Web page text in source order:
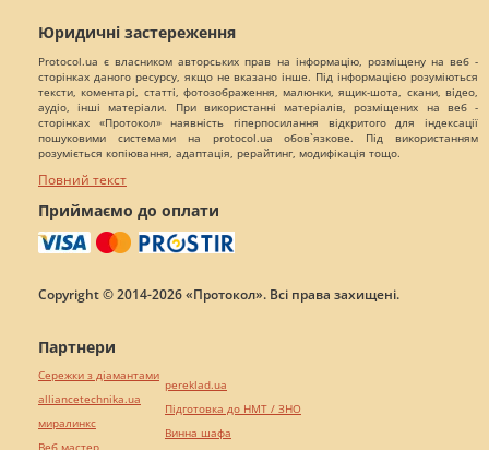
Юридичні застереження
Protocol.ua є власником авторських прав на інформацію, розміщену на веб -
сторінках даного ресурсу, якщо не вказано інше. Під інформацією розуміються
тексти, коментарі, статті, фотозображення, малюнки, ящик-шота, скани, відео,
аудіо, інші матеріали. При використанні матеріалів, розміщених на веб -
сторінках «Протокол» наявність гіперпосилання відкритого для індексації
пошуковими системами на protocol.ua обов`язкове. Під використанням
розуміється копіювання, адаптація, рерайтинг, модифікація тощо.
Повний текст
Приймаємо до оплати
Copyright © 2014-2026 «Протокол». Всі права захищені.
Партнери
Сережки з діамантами
alliancetechnika.ua
миралинкс
Веб мастер
pereklad.ua
Підготовка до НМТ / ЗНО
Винна шафа